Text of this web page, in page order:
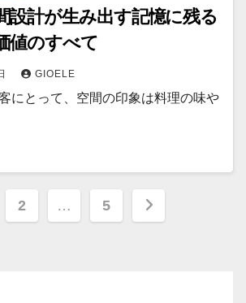
設計が生み出す記憶に残る
値のすべて
GIOELE
にとって、空間の印象は料理の味や
2 … 5